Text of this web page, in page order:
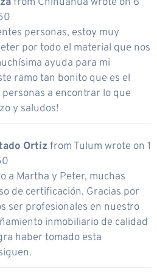
personas, estoy muy
por todo el material que nos
ayuda para mi
ramo tan bonito que es el
a encontrar lo que
y saludos!
Ortizfrom Tulum wrote on 1
a Martha y Peter, muchas
de certificación. Gracias por
ser profesionales en nuestro
inmobiliario de calidad
haber tomado esta